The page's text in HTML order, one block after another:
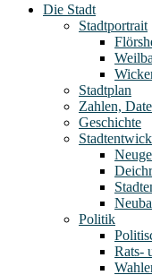
Die Stadt
Stadtportrait
Stadtplan
Zahlen,
Geschichte
Politik
Rats-